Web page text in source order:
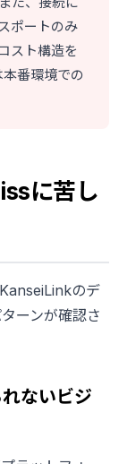
ポートのみ
スト構造を
番環境での
に苦し
のデ
ーンが確認さ
ないビジ